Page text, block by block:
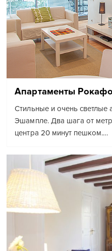
Апартаменты
Стильные и очень светлые
Эшампле. Два шага от
центра 20 минут пешком.…